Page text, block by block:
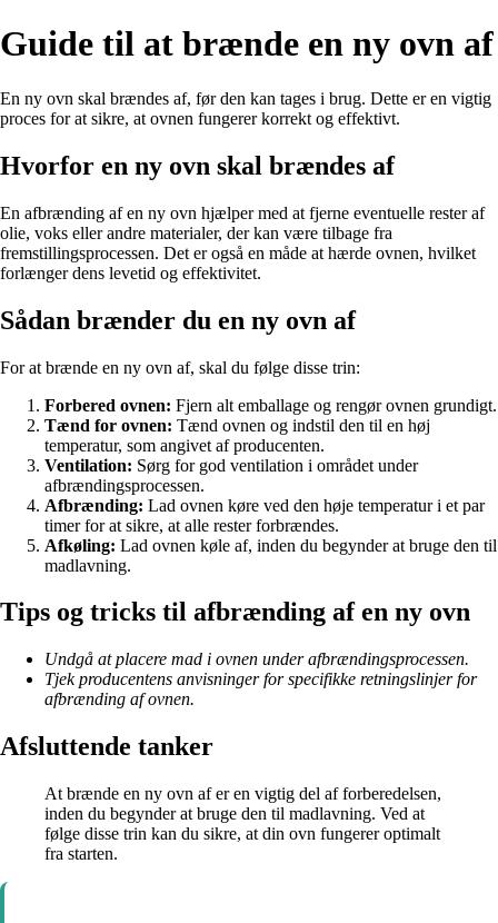
Guide til at brænde en ny ovn af
En ny ovn skal brændes af, før den kan tages i brug. Dette er en vigtig
proces for at sikre, at ovnen fungerer korrekt og effektivt.
Hvorfor en ny ovn skal brændes af
En afbrænding af en ny ovn hjælper med at fjerne eventuelle rester af
olie, voks eller andre materialer, der kan være tilbage fra
fremstillingsprocessen. Det er også en måde at hærde ovnen, hvilket
forlænger dens levetid og effektivitet.
Sådan brænder du en ny ovn af
For at brænde en ny ovn af, skal du følge disse trin:
Forbered ovnen: Fjern alt emballage og rengør ovnen grundigt.
Tænd for ovnen: Tænd ovnen og indstil den til en høj
temperatur, som angivet af producenten.
Ventilation: Sørg for god ventilation i området under
afbrændingsprocessen.
Afbrænding: Lad ovnen køre ved den høje temperatur i et par
timer for at sikre, at alle rester forbrændes.
Afkøling: Lad ovnen køle af, inden du begynder at bruge den til
madlavning.
Tips og tricks til afbrænding af en ny ovn
Undgå at placere mad i ovnen under afbrændingsprocessen.
Tjek producentens anvisninger for specifikke retningslinjer for
afbrænding af ovnen.
Afsluttende tanker
At brænde en ny ovn af er en vigtig del af forberedelsen,
inden du begynder at bruge den til madlavning. Ved at
følge disse trin kan du sikre, at din ovn fungerer optimalt
fra starten.